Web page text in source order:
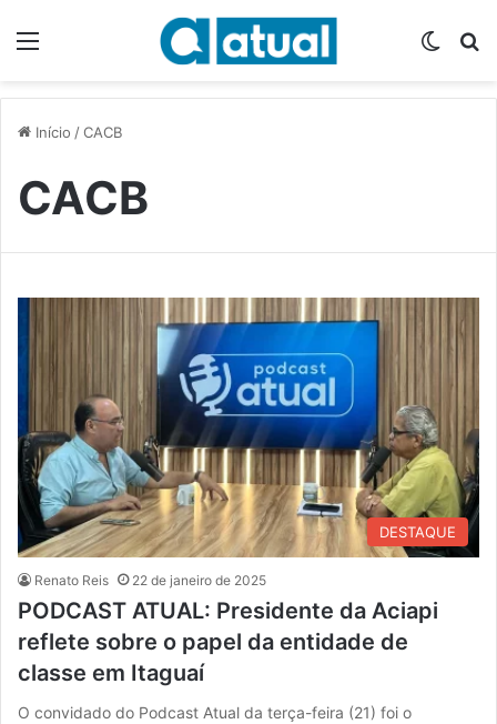
Início /CACB
CACB
DESTAQUE
Renato Reis 22 de janeiro de 2025
PODCAST ATUAL: Presidente da Aciapi
reflete sobre o papel da entidade de
classe em Itaguaí
O convidado do Podcast Atual da terça-feira (21) foi o